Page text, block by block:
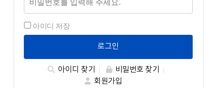
아이디 저장
로그인
아이디 찾기
비밀번호 찾기
회원가입